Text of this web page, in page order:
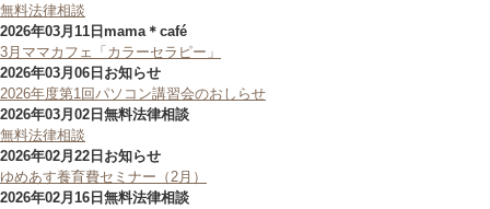
無料法律相談
2026年03月11日 mama＊café
3月ママカフェ「カラーセラピー」
2026年03月06日 お知らせ
2026年度第1回パソコン講習会のおしらせ
2026年03月02日 無料法律相談
無料法律相談
2026年02月22日 お知らせ
ゆめあす養育費セミナー（2月）
2026年02月16日 無料法律相談